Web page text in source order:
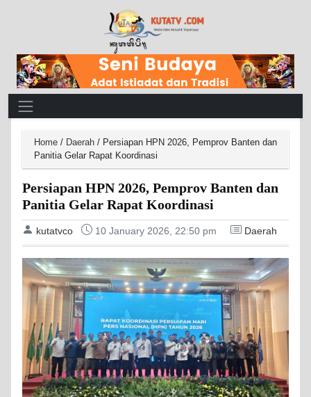
Main Navigation
Home / Daerah / Persiapan HPN 2026, Pemprov Banten dan
Panitia Gelar Rapat Koordinasi
Persiapan HPN 2026, Pemprov Banten dan
Panitia Gelar Rapat Koordinasi
kutatvco 10 January 2026, 22:50 pm Daerah